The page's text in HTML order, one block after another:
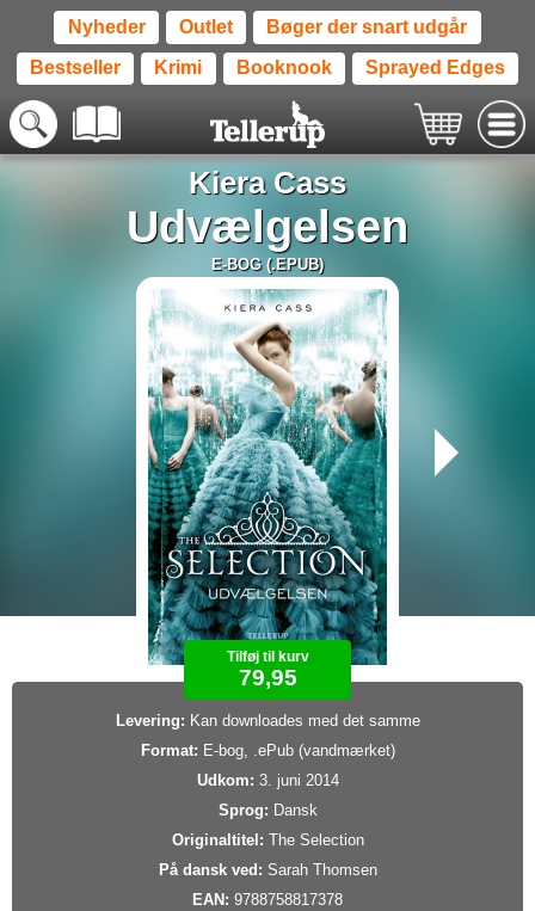
Nyheder Outlet Bøger der snart udgår
Bestseller Krimi Booknook Sprayed Edges
Kiera Cass
Udvælgelsen
E-BOG (.EPUB)
Tilføj til kurv
79,95
Levering: Kan downloades med det samme
Format: E-bog, .ePub (vandmærket)
Udkom: 3. juni 2014
Sprog: Dansk
Originaltitel: The Selection
På dansk ved: Sarah Thomsen
EAN: 9788758817378